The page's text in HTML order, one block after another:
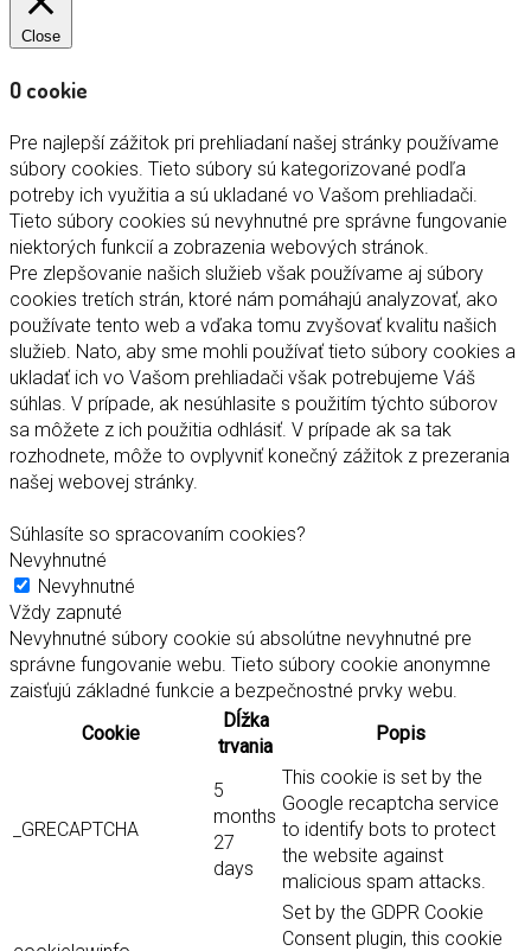
Close
O cookie
Pre najlepší zážitok pri prehliadaní našej stránky používame
súbory cookies. Tieto súbory sú kategorizované podľa
potreby ich využitia a sú ukladané vo Vašom prehliadači.
Tieto súbory cookies sú nevyhnutné pre správne fungovanie
niektorých funkcií a zobrazenia webových stránok.
Pre zlepšovanie našich služieb však používame aj súbory
cookies tretích strán, ktoré nám pomáhajú analyzovať, ako
používate tento web a vďaka tomu zvyšovať kvalitu našich
služieb. Nato, aby sme mohli používať tieto súbory cookies a
ukladať ich vo Vašom prehliadači však potrebujeme Váš
súhlas. V prípade, ak nesúhlasite s použitím týchto súborov
sa môžete z ich použitia odhlásiť. V prípade ak sa tak
rozhodnete, môže to ovplyvniť konečný zážitok z prezerania
našej webovej stránky.
Súhlasíte so spracovaním cookies?
Nevyhnutné
Nevyhnutné
Vždy zapnuté
Nevyhnutné súbory cookie sú absolútne nevyhnutné pre
správne fungovanie webu. Tieto súbory cookie anonymne
zaisťujú základné funkcie a bezpečnostné prvky webu.
Cookie
Dĺžka
trvania
Popis
_GRECAPTCHA
5
months
27
days
This cookie is set by the
Google recaptcha service
to identify bots to protect
the website against
malicious spam attacks.
Set by the GDPR Cookie
Consent plugin, this cookie